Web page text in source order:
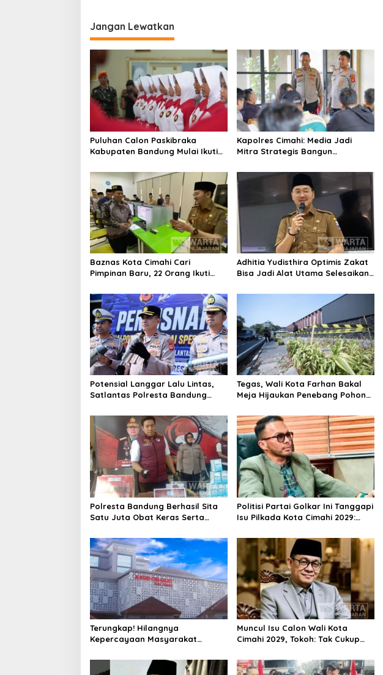
Jangan Lewatkan
Puluhan Calon Paskibraka
Kabupaten Bandung Mulai Ikuti
Kapolres Cimahi: Media Jadi
Mitra Strategis Bangun
Baznas Kota Cimahi Cari
Pimpinan Baru, 22 Orang Ikuti
Adhitia Yudisthira Optimis Zakat
Bisa Jadi Alat Utama Selesaikan
Potensial Langgar Lalu Lintas,
Satlantas Polresta Bandung
Brong
Tegas, Wali Kota Farhan Bakal
Meja Hijaukan Penebang Pohon
Polresta Bandung Berhasil Sita
Satu Juta Obat Keras Serta
Politisi Partai Golkar Ini Tanggapi
Isu Pilkada Kota Cimahi 2029:
Terungkap! Hilangnya
Kepercayaan Masyarakat
Rebranding RSUD Cibabat
Muncul Isu Calon Wali Kota
Cimahi 2029, Tokoh: Tak Cukup
Parpol